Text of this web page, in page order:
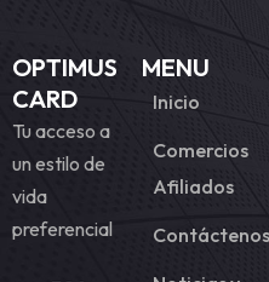
OPTIMUS
CARD
Tu acceso a
un estilo de
vida
preferencial
MENU
Inicio
Comercios
Afiliados
Contáctenos